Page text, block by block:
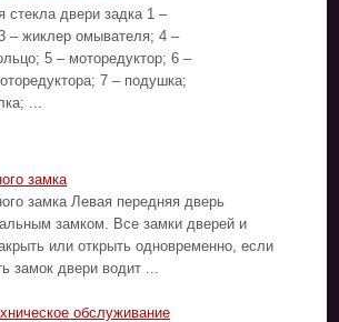
стекла двери задка 1 –
– жиклер омывателя; 4 –
5 – моторедуктор; 6 –
7 – подушка;
...
замка
замка Левая передняя дверь
замком. Все замки дверей и
или открыть одновременно, если
замок двери водит ...
обслуживание